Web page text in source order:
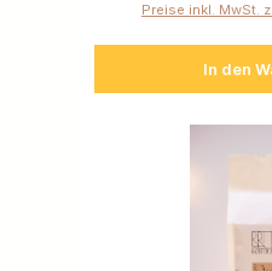
Preise inkl. MwSt.
In den